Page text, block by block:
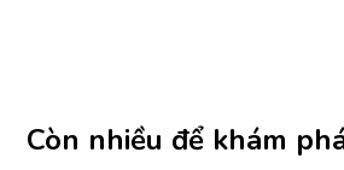
Còn nhiều để khám